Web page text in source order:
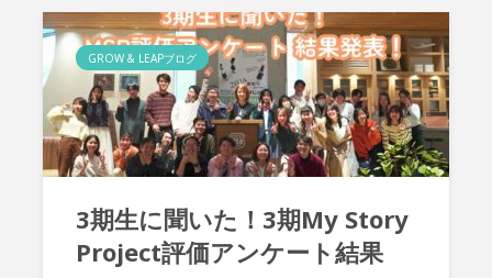
GROW & LEAPブログ
3期生に聞いた！3期My Story
Project評価アンケート結果